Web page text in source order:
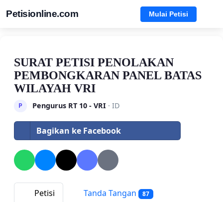
Petisionline.com Mulai Petisi
SURAT PETISI PENOLAKAN
PEMBONGKARAN PANEL BATAS
WILAYAH VRI
P Pengurus RT 10 - VRI· ID
Bagikan ke Facebook
Petisi Tanda Tangan 87